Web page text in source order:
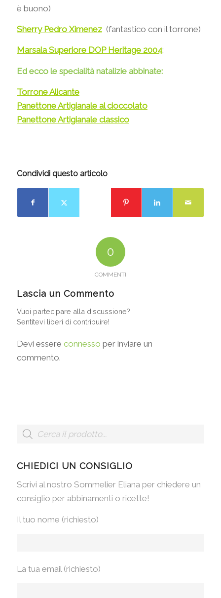
è buono)
Sherry Pedro Ximenez(fantastico con il torrone)
Marsala Superiore DOP Heritage 2004:
Ed ecco le specialità natalizie abbinate:
Torrone Alicante
Panettone Artigianale al cioccolato
Panettone Artigianale classico
Condividi questo articolo
0
COMMENTI
Lascia un Commento
Vuoi partecipare alla discussione?
Sentitevi liberi di contribuire!
Devi essere connesso per inviare un
commento.
CHIEDICI UN CONSIGLIO
Scrivi al nostro Sommelier Eliana per chiedere un
consiglio per abbinamenti o ricette!
Il tuo nome (richiesto)
La tua email (richiesto)